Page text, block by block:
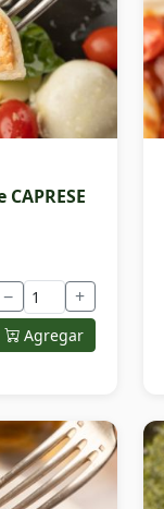
CAPRESE
− +
Agregar